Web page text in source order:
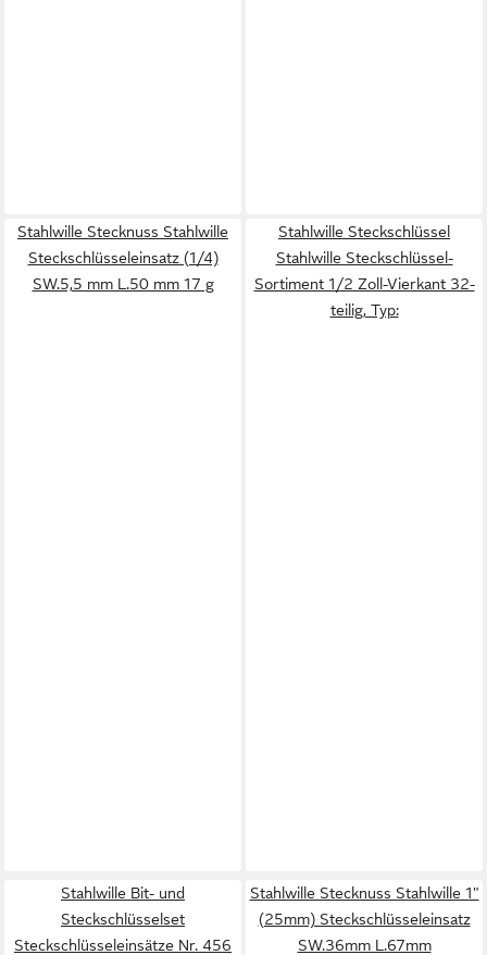
Stahlwille Stecknuss Stahlwille
Steckschlüsseleinsatz (1/4)
SW.5,5 mm L.50 mm 17 g
Stahlwille Steckschlüssel
Stahlwille Steckschlüssel-
Sortiment 1/2 Zoll-Vierkant 32-
teilig, Typ:
Stahlwille Bit- und
Steckschlüsselset
Steckschlüsseleinsätze Nr. 456
Stahlwille Stecknuss Stahlwille 1"
(25mm) Steckschlüsseleinsatz
SW.36mm L.67mm